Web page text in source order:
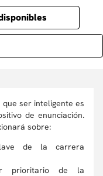
ser inteligente es
de enunciación.
sobre:
de la carrera
prioritario de la